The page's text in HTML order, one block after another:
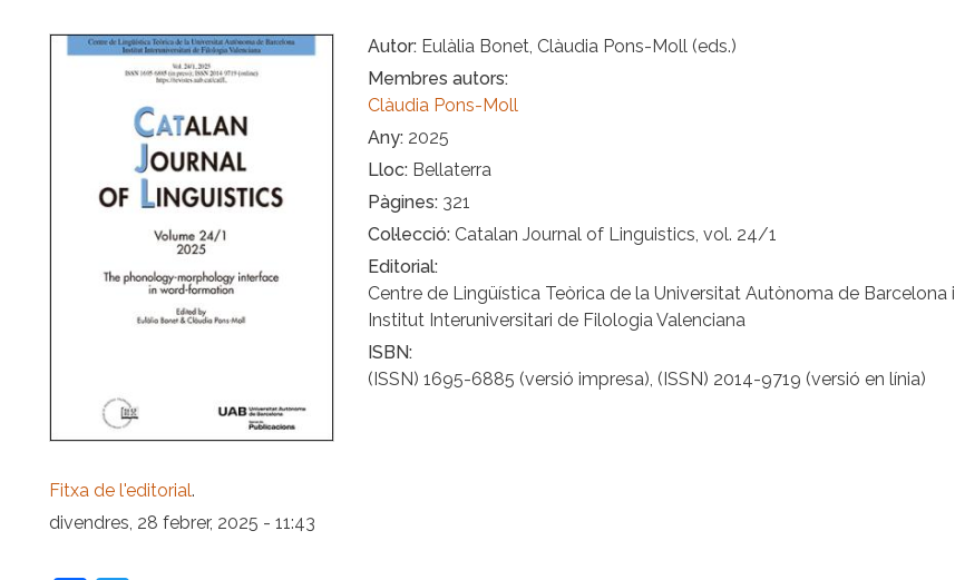
Autor Eulàlia Bonet, Clàudia Pons-Moll (eds.)
Membres autors
Clàudia Pons-Moll
Any 2025
Lloc Bellaterra
Pàgines 321
Col·lecció Catalan Journal of Linguistics, vol. 24/1
Editorial
Centre de Lingüística Teòrica de la Universitat Autònoma de Barcelona i
Institut Interuniversitari de Filologia Valenciana
ISBN
(ISSN) 1695-6885 (versió impresa), (ISSN) 2014-9719 (versió en línia)
Fitxa de l'editorial.
divendres, 28 febrer, 2025 - 11:43